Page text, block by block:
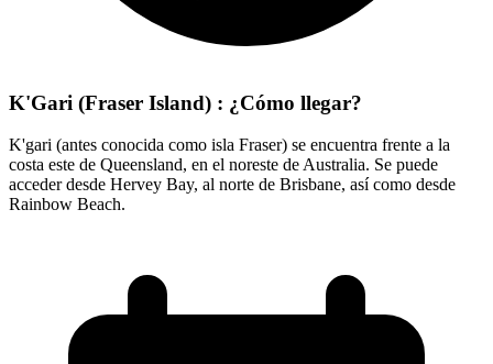
K'Gari (Fraser Island) : ¿Cómo llegar?
K'gari (antes conocida como isla Fraser) se encuentra frente a la
costa este de Queensland, en el noreste de Australia. Se puede
acceder desde Hervey Bay, al norte de Brisbane, así como desde
Rainbow Beach.